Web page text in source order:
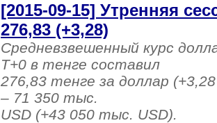
[2015-09-15] Утренняя
276,83 (+3,28)
Средневзвешенный курс
T+0 в тенге составил
276,83 тенге за доллар
– 71 350 тыс.
USD (+43 050 тыс. USD).